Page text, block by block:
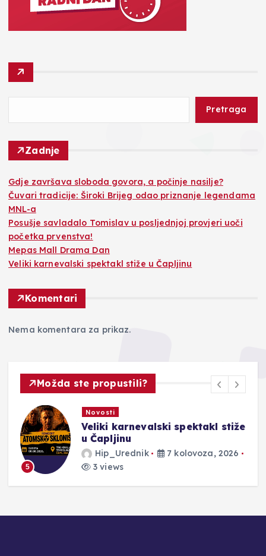
Pretraga
Zadnje
Gdje završava sloboda govora, a počinje nasilje?
Čuvari tradicije: Široki Brijeg odao priznanje legendama
MNL-a
Posušje savladalo Tomislav u posljednjoj provjeri uoči
početka prvenstva!
Mepas Mall Drama Dan
Veliki karnevalski spektakl stiže u Čapljinu
Komentari
Nema komentara za prikaz.
Možda ste propustili?
5
Novosti
Veliki karnevalski spektakl stiže
u Čapljinu
Hip_Urednik
7 kolovoza, 2026
3 views